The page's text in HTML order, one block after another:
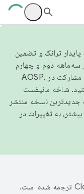
پایدار ترانک و تضمین
سه‌ماهه دوم و چهارم
شاخه مانیفست
جدیدترین نسخه منتشر
تغییرات در
ترجمه شده است.